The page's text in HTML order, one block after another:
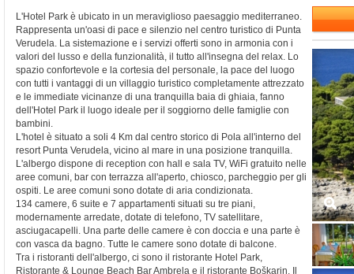
L'Hotel Park è ubicato in un meraviglioso paesaggio mediterraneo.
Rappresenta un'oasi di pace e silenzio nel centro turistico di Punta
Verudela. La sistemazione e i servizi offerti sono in armonia con i
valori del lusso e della funzionalità, il tutto all'insegna del relax. Lo
spazio confortevole e la cortesia del personale, la pace del luogo
con tutti i vantaggi di un villaggio turistico completamente attrezzato
e le immediate vicinanze di una tranquilla baia di ghiaia, fanno
dell'Hotel Park il luogo ideale per il soggiorno delle famiglie con
bambini.
L'hotel è situato a soli 4 Km dal centro storico di Pola all'interno del
resort Punta Verudela, vicino al mare in una posizione tranquilla.
L'albergo dispone di reception con hall e sala TV, WiFi gratuito nelle
aree comuni, bar con terrazza all'aperto, chiosco, parcheggio per gli
ospiti. Le aree comuni sono dotate di aria condizionata.
134 camere, 6 suite e 7 appartamenti situati su tre piani,
modernamente arredate, dotate di telefono, TV satellitare,
asciugacapelli. Una parte delle camere è con doccia e una parte è
con vasca da bagno. Tutte le camere sono dotate di balcone.
Tra i ristoranti dell'albergo, ci sono il ristorante Hotel Park,
Ristorante & Lounge Beach Bar Ambrela e il ristorante Boškarin. Il